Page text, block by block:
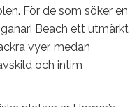
För de som söker en
Beach ett utmärkt
vyer, medan
och intim